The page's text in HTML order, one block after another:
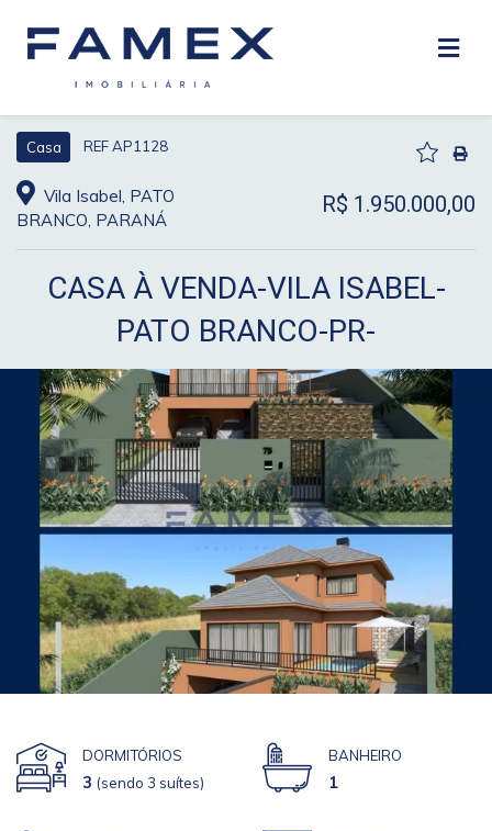
Casa REF AP1128
Vila Isabel, PATO
BRANCO, PARANÁ
R$ 1.950.000,00
CASA À VENDA-VILA ISABEL-
PATO BRANCO-PR-
DORMITÓRIOS
3 (sendo 3 suítes)
BANHEIRO
1